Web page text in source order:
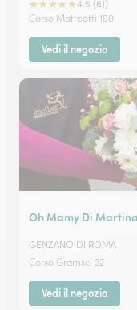
★★★★★4.5 (61)
Corso Matteotti 190
Vedi il negozio
Oh Mamy Di
GENZANO DI ROMA
Corso Gramsci 32
Vedi il negozio